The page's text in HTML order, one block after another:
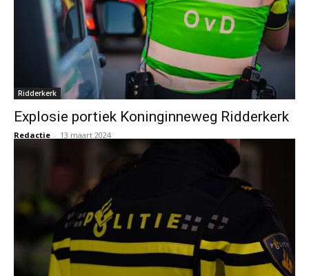
Ridderkerk
Explosie portiek Koninginneweg Ridderkerk
Redactie - 13 maart 2024